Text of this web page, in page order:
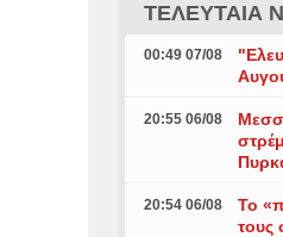
ΤΕΛΕΥΤΑΙΑ
00:49 07/08
20:55 06/08
20:54 06/08
Το
τους